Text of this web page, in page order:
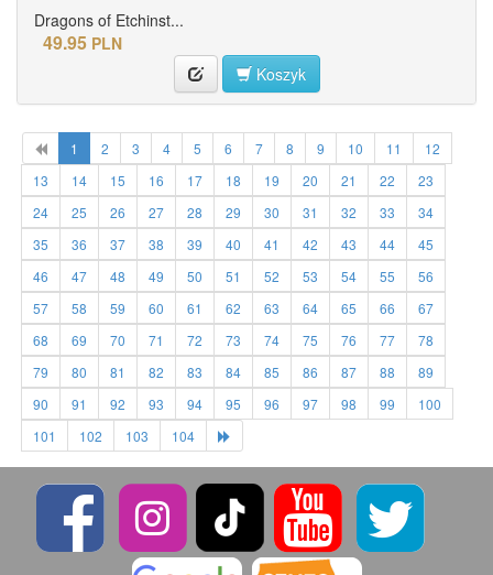
Dragons of Etchinst...
49.95 PLN
Koszyk
1 2 3 4 5 6 7 8 9 10 11
12
13
14 15 16 17 18 19 20 21 22
23
24
25 26 27 28 29 30 31 32 33
34
35
36 37 38 39 40 41 42 43 44
45
46
47 48 49 50 51 52 53 54 55
56
57
58 59 60 61 62 63 64 65 66
67
68
69 70 71 72 73 74 75 76 77
78
79
80 81 82 83 84 85 86 87 88
89
90
91 92 93 94 95 96 97 98 99
100
101
102 103 104